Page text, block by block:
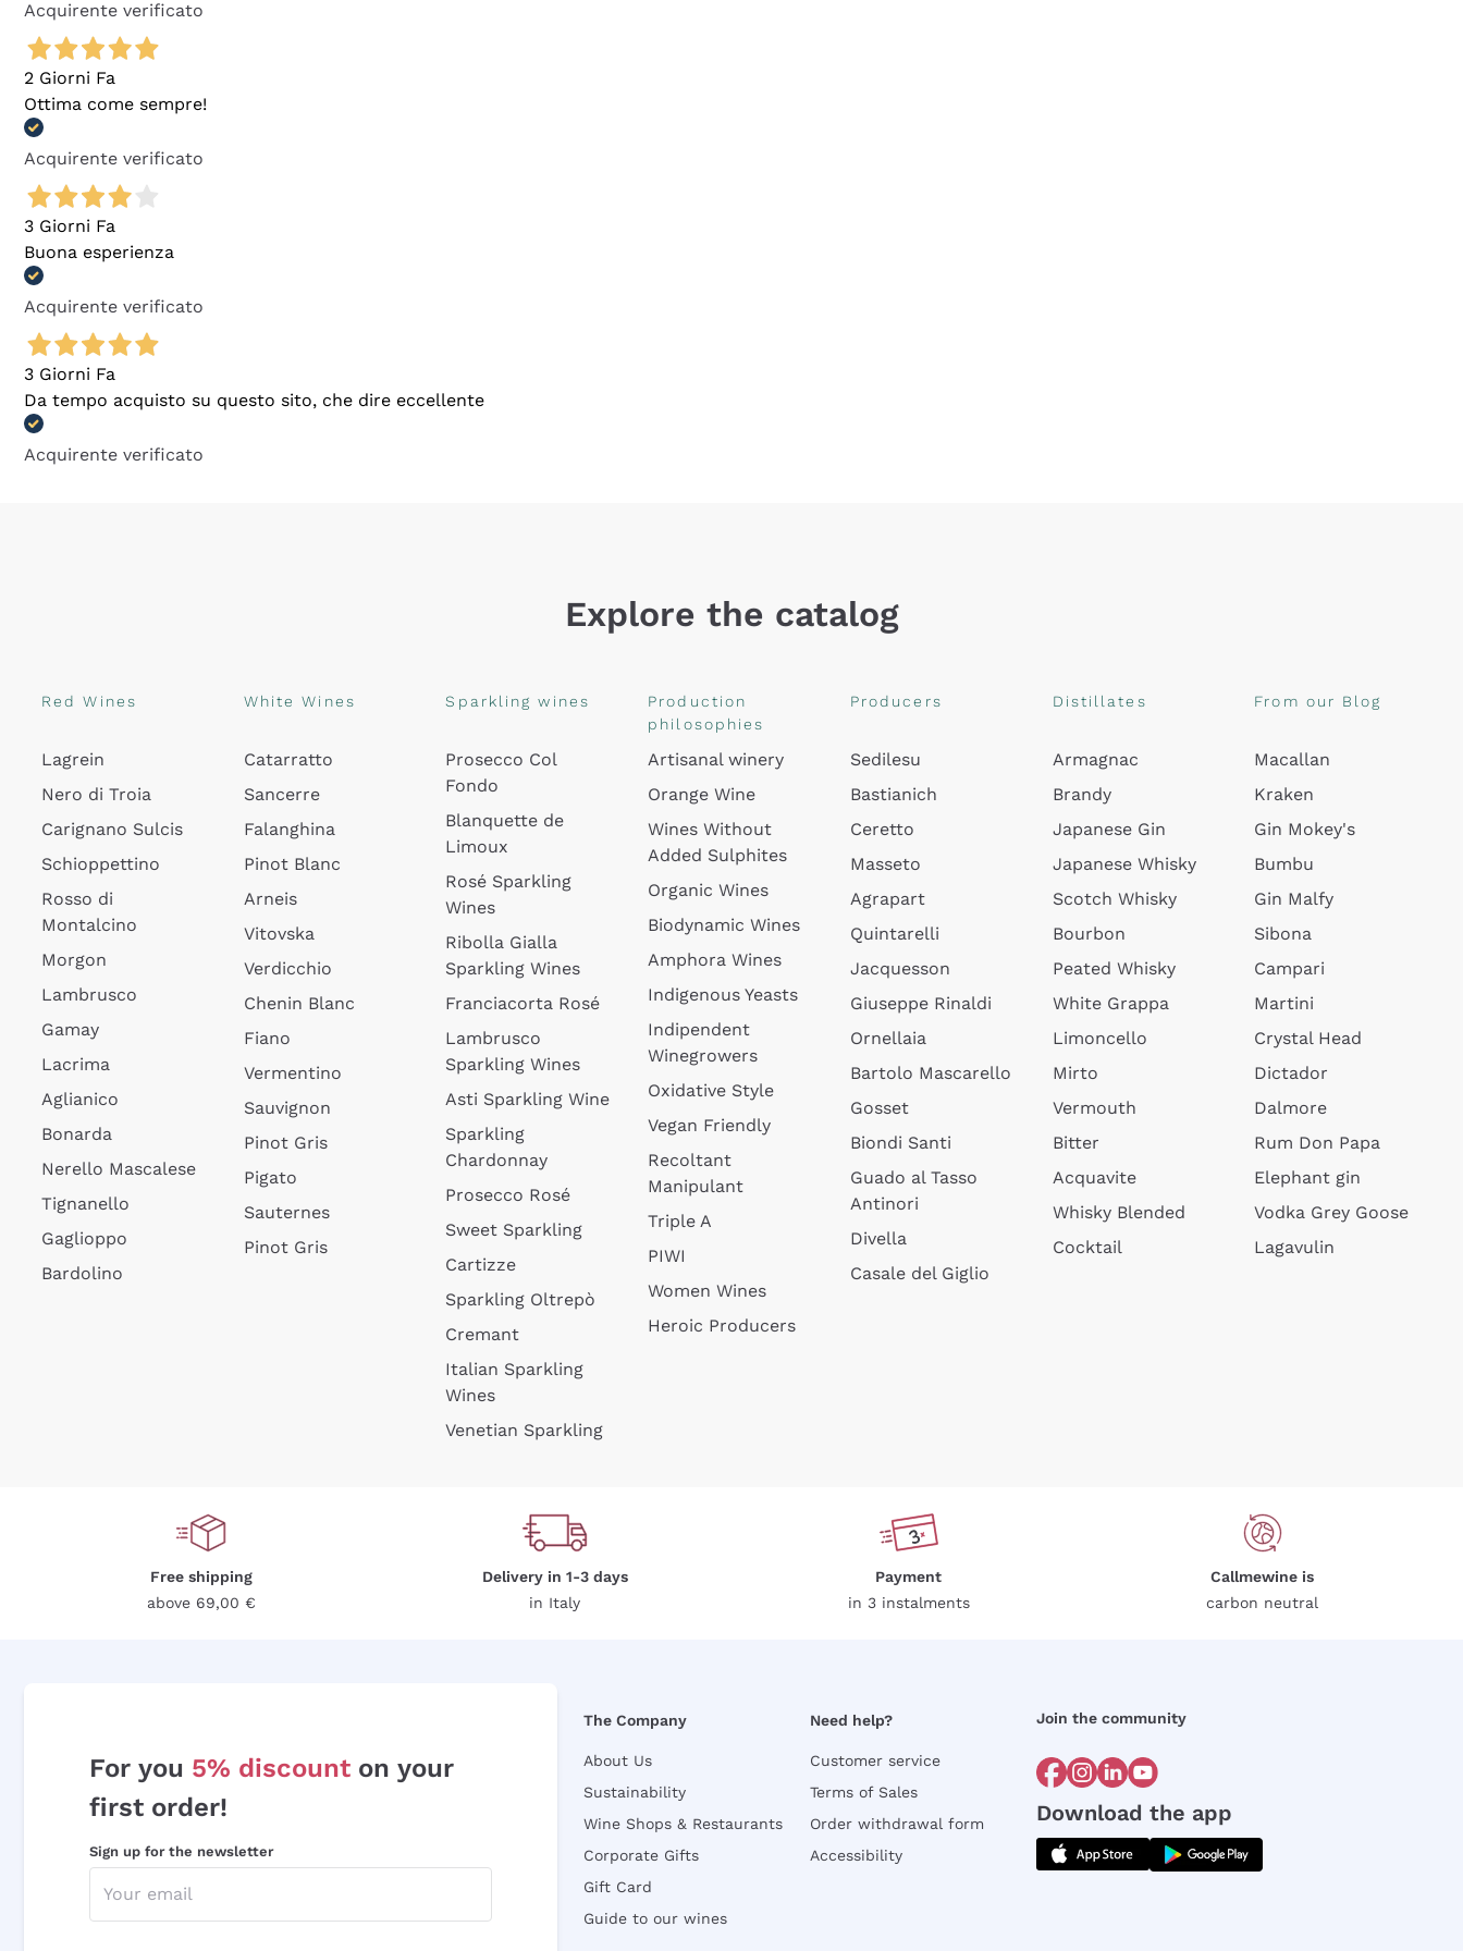
Acquirente verificato
2 Giorni Fa
Ottima come sempre!
Acquirente verificato
3 Giorni Fa
Buona esperienza
Acquirente verificato
3 Giorni Fa
Da tempo acquisto su questo sito, che dire eccellente
Acquirente verificato
Explore the catalog
Red Wines
Lagrein
Nero di Troia
Carignano Sulcis
Schioppettino
Rosso di
Montalcino
Morgon
Lambrusco
Gamay
Lacrima
Aglianico
Bonarda
Nerello Mascalese
Tignanello
Gaglioppo
Bardolino
White Wines
Catarratto
Sancerre
Falanghina
Pinot Blanc
Arneis
Vitovska
Verdicchio
Chenin Blanc
Fiano
Vermentino
Sauvignon
Pinot Gris
Pigato
Sauternes
Pinot Gris
Sparkling wines
Prosecco Col
Fondo
Blanquette de
Limoux
Rosé Sparkling
Wines
Ribolla Gialla
Sparkling Wines
Franciacorta Rosé
Lambrusco
Sparkling Wines
Asti Sparkling Wine
Sparkling
Chardonnay
Prosecco Rosé
Sweet Sparkling
Cartizze
Sparkling Oltrepò
Cremant
Italian Sparkling
Wines
Venetian Sparkling
Production
philosophies
Artisanal winery
Orange Wine
Wines Without
Added Sulphites
Organic Wines
Biodynamic Wines
Amphora Wines
Indigenous Yeasts
Indipendent
Winegrowers
Oxidative Style
Vegan Friendly
Recoltant
Manipulant
Triple A
PIWI
Women Wines
Heroic Producers
Producers
Sedilesu
Bastianich
Ceretto
Masseto
Agrapart
Quintarelli
Jacquesson
Giuseppe Rinaldi
Ornellaia
Bartolo Mascarello
Gosset
Biondi Santi
Guado al Tasso
Antinori
Divella
Casale del Giglio
Distillates
Armagnac
Brandy
Japanese Gin
Japanese Whisky
Scotch Whisky
Bourbon
Peated Whisky
White Grappa
Limoncello
Mirto
Vermouth
Bitter
Acquavite
Whisky Blended
Cocktail
From our Blog
Macallan
Kraken
Gin Mokey's
Bumbu
Gin Malfy
Sibona
Campari
Martini
Crystal Head
Dictador
Dalmore
Rum Don Papa
Elephant gin
Vodka Grey Goose
Lagavulin
Free shipping
above 69,00 €
Delivery in 1-3 days
in Italy
Payment
in 3 instalments
Callmewine is
carbon neutral
For you 5% discount on your
first order!
Sign up for the newsletter
The Company
About Us
Sustainability
Wine Shops & Restaurants
Corporate Gifts
Gift Card
Guide to our wines
Need help?
Customer service
Terms of Sales
Order withdrawal form
Accessibility
Join the community
Download the app